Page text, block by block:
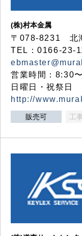
(株)村本金属
〒078-8231 北
TEL：0166-23-
営業時間：8:30
日曜日・祝祭日
http://
販売可 工